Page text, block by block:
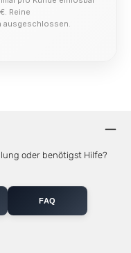
Reine
ausgeschlossen.
oder benötigst Hilfe?
FAQ